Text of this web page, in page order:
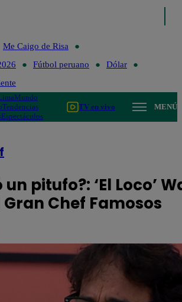
Me Caigo de Risa
Fútbol peruano
Dólar
Mundo
Tendencias
Espectáculos
TV en vivo MENÚ
un pitufo?: ‘El Loco’
Chef Famosos